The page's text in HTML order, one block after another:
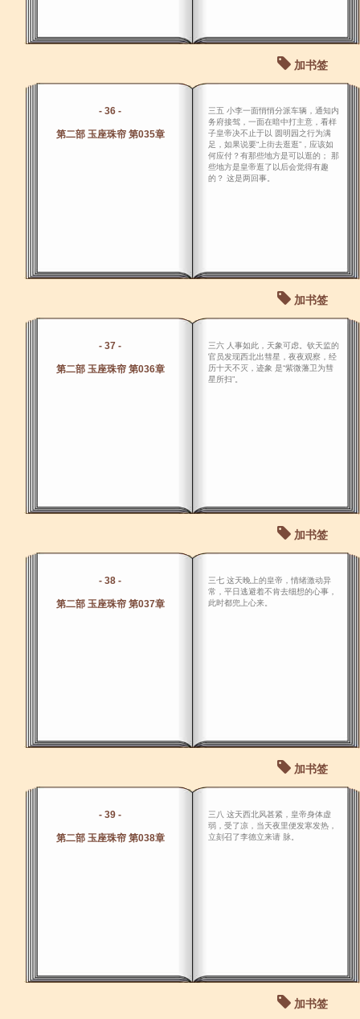
加书签
- 36 -
第二部 玉座珠帘 第035章
三五 小李一面悄悄分派车辆，通知内
务府接驾，一面在暗中打主意，看样
子皇帝决不止于以 圆明园之行为满
足，如果说要“上街去逛逛”，应该如
何应付？有那些地方是可以逛的； 那
些地方是皇帝逛了以后会觉得有趣
的？ 这是两回事。
加书签
- 37 -
第二部 玉座珠帘 第036章
三六 人事如此，天象可虑。钦天监的
官员发现西北出彗星，夜夜观察，经
历十天不灭，迹象 是“紫微藩卫为彗
星所扫”。
加书签
- 38 -
第二部 玉座珠帘 第037章
三七 这天晚上的皇帝，情绪激动异
常，平日逃避着不肯去细想的心事，
此时都兜上心来。
加书签
- 39 -
第二部 玉座珠帘 第038章
三八 这天西北风甚紧，皇帝身体虚
弱，受了凉，当天夜里便发寒发热，
立刻召了李德立来请 脉。
加书签